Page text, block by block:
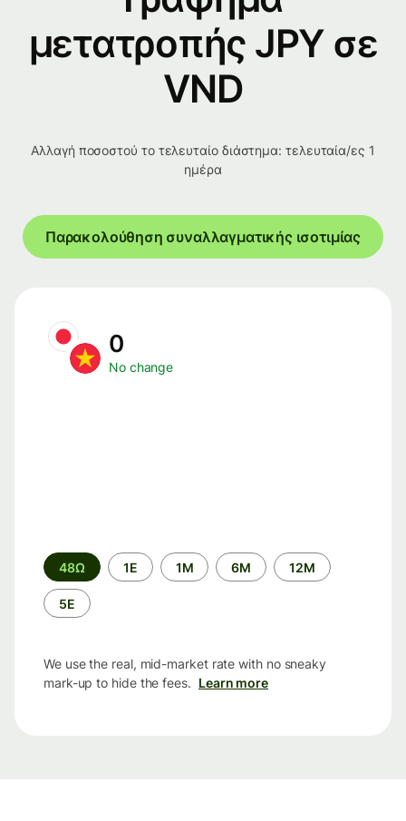
μετατροπής JPY σε
VND
Αλλαγή ποσοστού το τελευταίο διάστημα: τελευταία/ες 1
ημέρα
Παρακολούθηση συναλλαγματικής ισοτιμίας
0
No change
Time
period
48Ω 1Ε 1M 6M 12M
5Ε
We use the real, mid-market rate with no sneaky
mark-up to hide the fees. Learn more